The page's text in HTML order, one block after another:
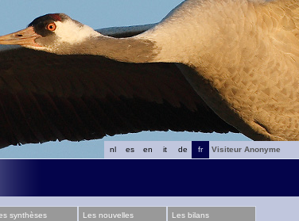
fr
de
it
en
es
nl
Visiteur Anonyme
synthèses Les nouvelles Les bilans